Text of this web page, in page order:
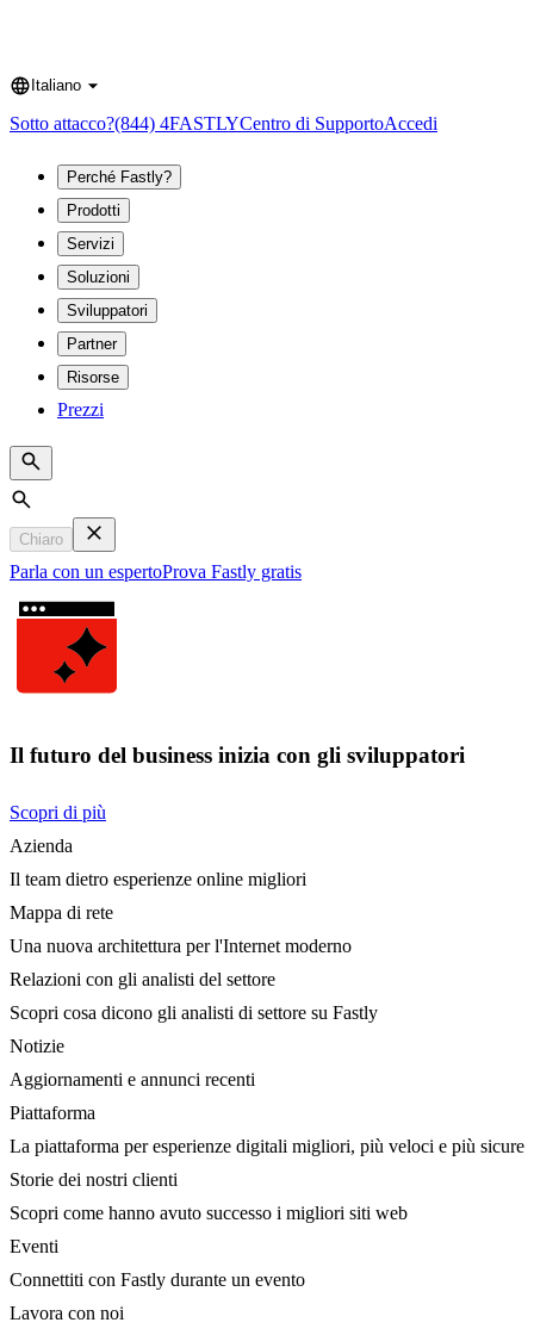
Language
Italiano
Sotto attacco?(844) 4FASTLYCentro di SupportoAccedi
Perché Fastly?
Prodotti
Servizi
Soluzioni
Sviluppatori
Partner
Risorse
Prezzi
Search
Chiaro
Parla con un espertoProva Fastly gratis
Il futuro del business inizia con gli sviluppatori
Scopri di più
Azienda
Il team dietro esperienze online migliori
Mappa di rete
Una nuova architettura per l'Internet moderno
Relazioni con gli analisti del settore
Scopri cosa dicono gli analisti di settore su Fastly
Notizie
Aggiornamenti e annunci recenti
Piattaforma
La piattaforma per esperienze digitali migliori, più veloci e più sicure
Storie dei nostri clienti
Scopri come hanno avuto successo i migliori siti web
Eventi
Connettiti con Fastly durante un evento
Lavora con noi